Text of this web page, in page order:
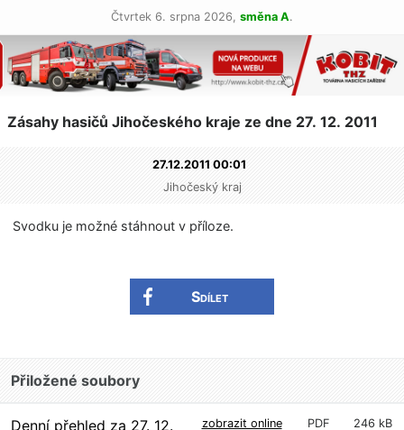
Čtvrtek 6. srpna 2026, směna A.
Zásahy hasičů Jihočeského kraje ze dne 27. 12. 2011
27.12.2011 00:01
Jihočeský kraj
Svodku je možné stáhnout v příloze.
Sdílet
Přiložené soubory
Denní přehled za 27. 12.
zobrazit online PDF 246 kB